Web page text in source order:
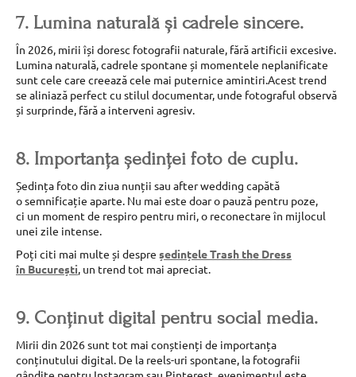
7. Lumina naturală și cadrele sincere.
În 2026, mirii își doresc fotografii naturale, fără artificii excesive.
Lumina naturală, cadrele spontane și momentele neplanificate
sunt cele care creează cele mai puternice amintiri.Acest trend
se aliniază perfect cu stilul documentar, unde fotograful observă
și surprinde, fără a interveni agresiv.
8. Importanța ședinței foto de cuplu.
Ședința foto din ziua nunții sau after wedding capătă
o semnificație aparte. Nu mai este doar o pauză pentru poze,
ci un moment de respiro pentru miri, o reconectare în mijlocul
unei zile intense.
Poți citi mai multe și despre ședințele Trash the Dress
în București, un trend tot mai apreciat.
9. Conținut digital pentru social media.
Mirii din 2026 sunt tot mai conștienți de importanța
conținutului digital. De la reels-uri spontane, la fotografii